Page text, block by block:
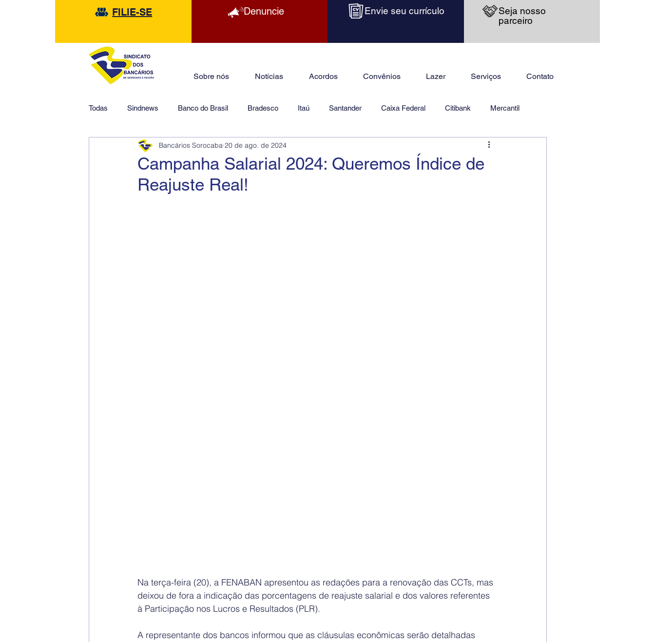
FILIE-SE Denuncie Envie seu currículo
Seja nosso
parceiro
Sobre nós Notícias Acordos Convênios Lazer Serviços Contato
Todas Sindnews Banco do Brasil Bradesco Itaú Santander Caixa Federal Citibank Mercantil
HSBC Financeiras Jurídico
Campanha Salarial 2024: Queremos Índice de
Reajuste Real!
Bancários Sorocaba 20 de ago. de 2024
Na terça-feira (20), a FENABAN apresentou as redações para a renovação das CCTs, mas
deixou de fora a indicação das porcentagens de reajuste salarial e dos valores referentes
à Participação nos Lucros e Resultados (PLR).
A representante dos bancos informou que as cláusulas econômicas serão detalhadas